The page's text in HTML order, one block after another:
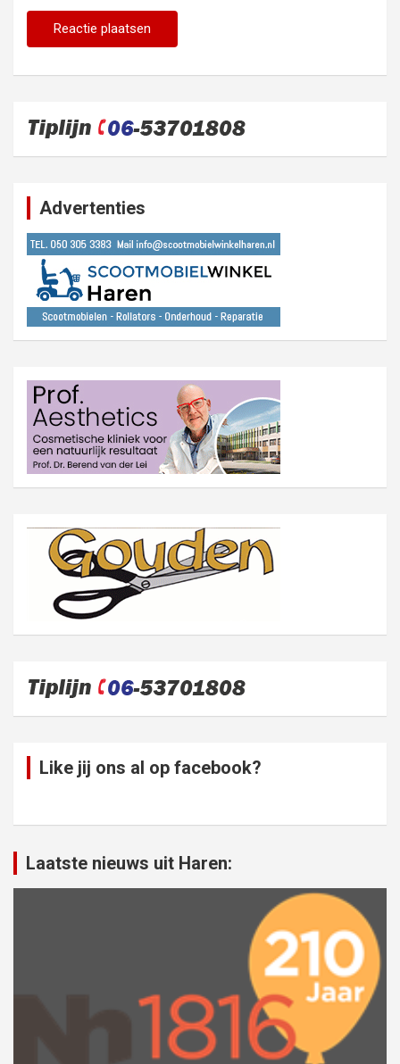
Advertenties
Like jij ons al op facebook?
Laatste nieuws uit Haren: